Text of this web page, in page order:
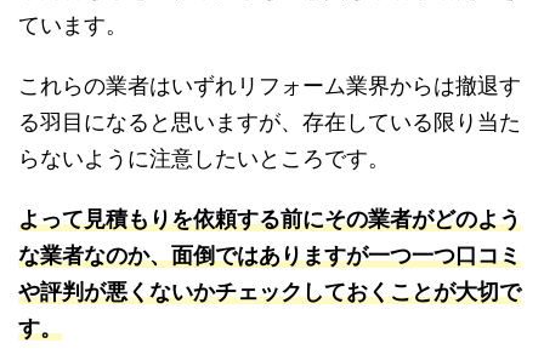
ています。
これらの業者はいずれリフォーム業界からは撤退す
る羽目になると思いますが、存在している限り当た
らないように注意したいところです。
よって見積もりを依頼する前にその業者がどのよう
な業者なのか、面倒ではありますが一つ一つ口コミ
や評判が悪くないかチェックしておくことが大切で
す。